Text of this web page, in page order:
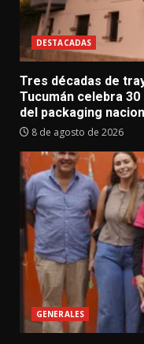
DESTACADAS
Tres décadas de
Tucumán celebra
del packaging
8 de agosto de 2026
GENERALES